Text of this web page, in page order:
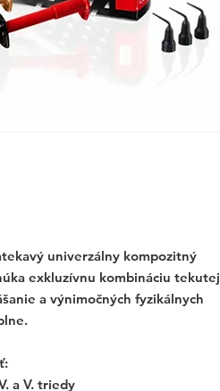
univerzálny kompozitný
exkluzívnu kombináciu tekutej
a výnimočných fyzikálnych
a V. triedy